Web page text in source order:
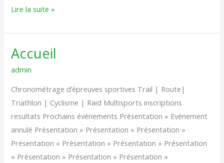
Lire la suite »
Accueil
admin
Chronométrage d’épreuves sportives Trail | Route|
Triathlon | Cyclisme | Raid Multisports inscriptions
resultats Prochains événements Présentation » Evénement
annulé Présentation » Présentation » Présentation »
Présentation » Présentation » Présentation » Présentation
» Présentation » Présentation » Présentation »
Accueil